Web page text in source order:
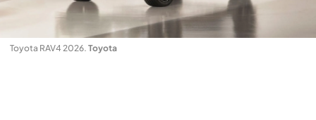
Toyota RAV4 2026. Toyota